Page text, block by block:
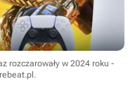
rozczarowały w 2024 roku -